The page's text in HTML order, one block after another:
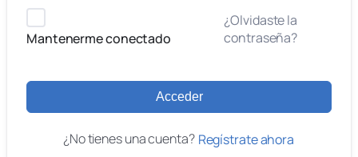
Mantenerme conectado
¿Olvidaste la
contraseña?
Acceder
¿No tienes una cuenta? Regístrate ahora